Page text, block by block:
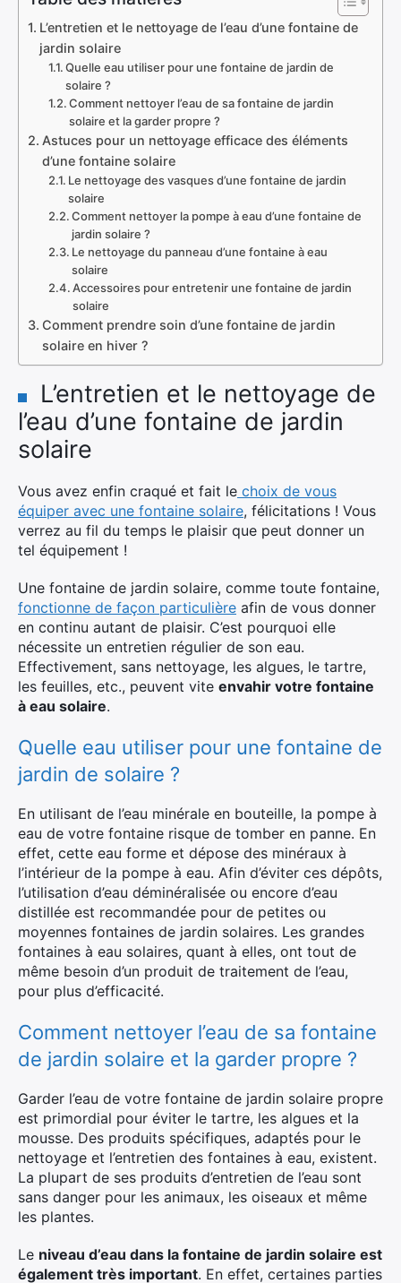
L’entretien et le nettoyage de l’eau d’une fontaine de
jardin solaire
Quelle eau utiliser pour une fontaine de jardin de
solaire ?
Comment nettoyer l’eau de sa fontaine de jardin
solaire et la garder propre ?
Astuces pour un nettoyage efficace des éléments
d’une fontaine solaire
Le nettoyage des vasques d’une fontaine de jardin
solaire
Comment nettoyer la pompe à eau d’une fontaine de
jardin solaire ?
Le nettoyage du panneau d’une fontaine à eau
solaire
Accessoires pour entretenir une fontaine de jardin
solaire
Comment prendre soin d’une fontaine de jardin
solaire en hiver ?
L’entretien et le nettoyage de
l’eau d’une fontaine de jardin
solaire
Vous avez enfin craqué et fait le choix de vous
équiper avec une fontaine solaire, félicitations ! Vous
verrez au fil du temps le plaisir que peut donner un
tel équipement !
Une fontaine de jardin solaire, comme toute fontaine,
fonctionne de façon particulière afin de vous donner
en continu autant de plaisir. C’est pourquoi elle
nécessite un entretien régulier de son eau.
Effectivement, sans nettoyage, les algues, le tartre,
les feuilles, etc., peuvent vite envahir votre fontaine
à eau solaire.
Quelle eau utiliser pour une fontaine de
jardin de solaire ?
En utilisant de l’eau minérale en bouteille, la pompe à
eau de votre fontaine risque de tomber en panne. En
effet, cette eau forme et dépose des minéraux à
l’intérieur de la pompe à eau. Afin d’éviter ces dépôts,
l’utilisation d’eau déminéralisée ou encore d’eau
distillée est recommandée pour de petites ou
moyennes fontaines de jardin solaires. Les grandes
fontaines à eau solaires, quant à elles, ont tout de
même besoin d’un produit de traitement de l’eau,
pour plus d’efficacité.
Comment nettoyer l’eau de sa fontaine
de jardin solaire et la garder propre ?
Garder l’eau de votre fontaine de jardin solaire propre
est primordial pour éviter le tartre, les algues et la
mousse. Des produits spécifiques, adaptés pour le
nettoyage et l’entretien des fontaines à eau, existent.
La plupart de ses produits d’entretien de l’eau sont
sans danger pour les animaux, les oiseaux et même
les plantes.
Le niveau d’eau dans la fontaine de jardin solaire est
également très important. En effet, certaines parties